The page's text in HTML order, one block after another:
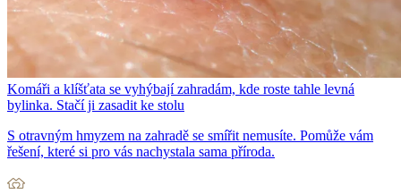
Komáři a klíšťata se vyhýbají zahradám, kde roste tahle levná
bylinka. Stačí ji zasadit ke stolu
S otravným hmyzem na zahradě se smířit nemusíte. Pomůže vám
řešení, které si pro vás nachystala sama příroda.